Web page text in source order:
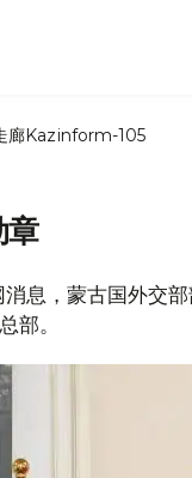
廊Kazinform-105
章
息，蒙古国外交部
部。